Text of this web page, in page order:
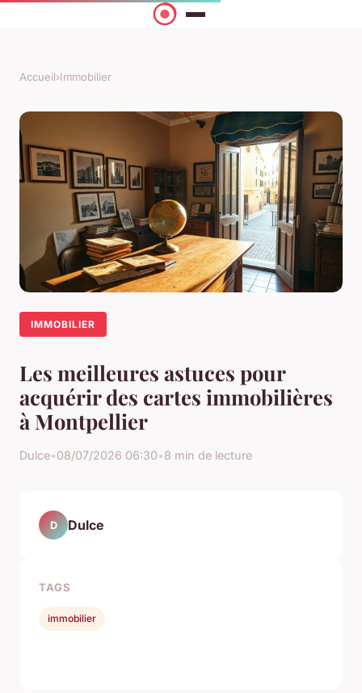
Accueil›Immobilier
IMMOBILIER
Les meilleures astuces pour
acquérir des cartes immobilières
à Montpellier
Dulce•08/07/2026 06:30•8 min de lecture
D Dulce
TAGS
immobilier